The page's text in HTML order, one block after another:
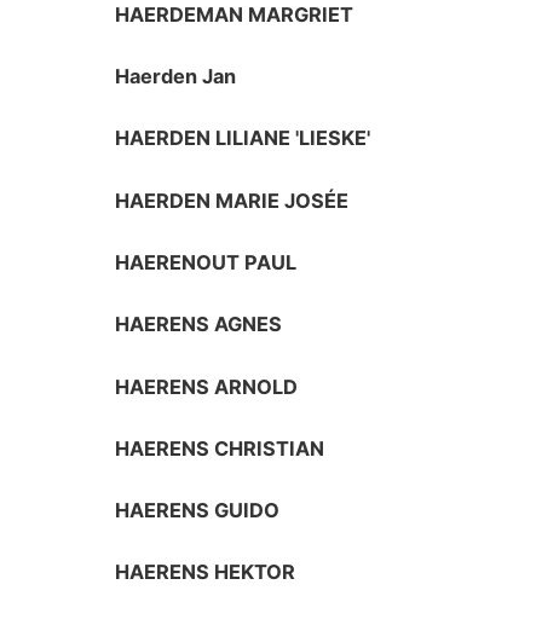
HAERDEMAN MARGRIET
Haerden Jan
HAERDEN LILIANE 'LIESKE'
HAERDEN MARIE JOSÉE
HAERENOUT PAUL
HAERENS AGNES
HAERENS ARNOLD
HAERENS CHRISTIAN
HAERENS GUIDO
HAERENS HEKTOR